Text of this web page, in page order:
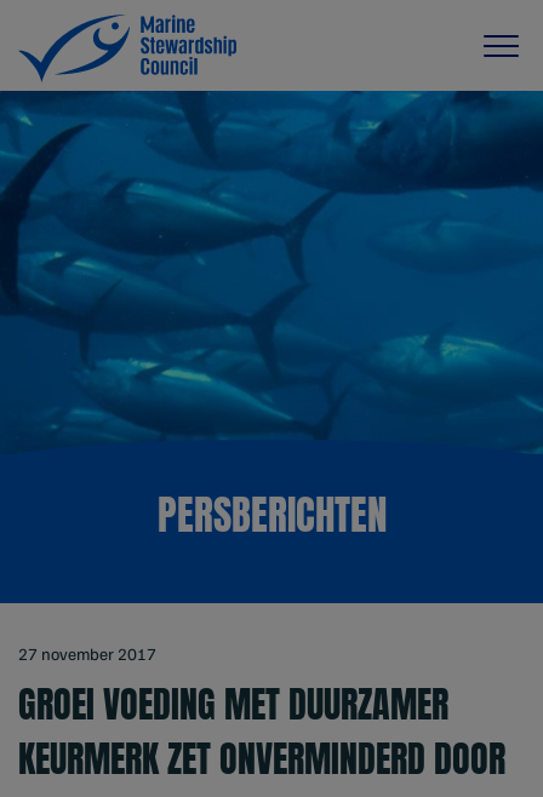
PERSBERICHTEN
27 november 2017
GROEI VOEDING MET DUURZAMER
KEURMERK ZET ONVERMINDERD DOOR